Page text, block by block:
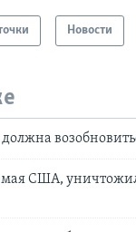
Новости
США,